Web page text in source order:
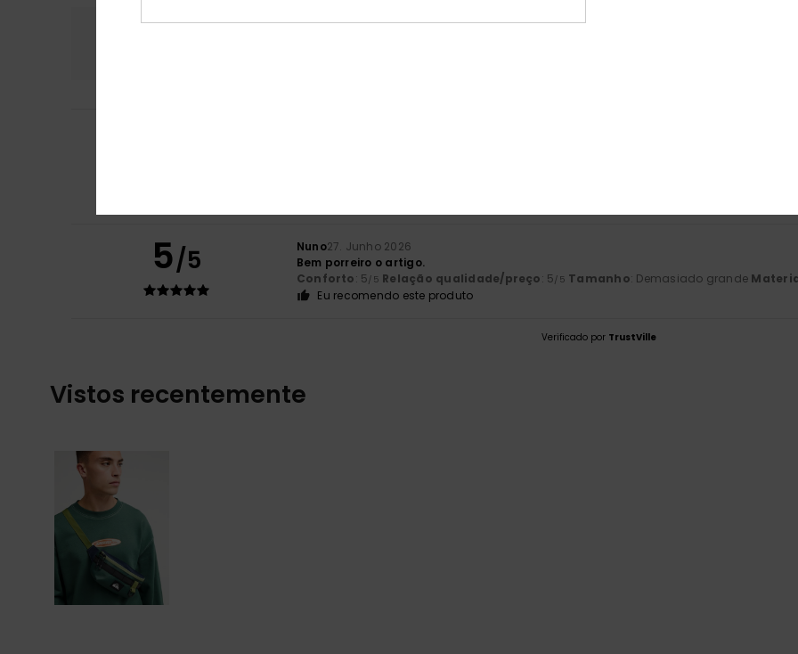
5/5 Nuno27. Junho 2026
Bem porreiro o artigo.
Conforto: 5/5 Relação qualidade/preço: 5/5 Tamanho: Demasiado grande
Eu recomendo este produto
Verificado por TrustVille
Vistos recentemente